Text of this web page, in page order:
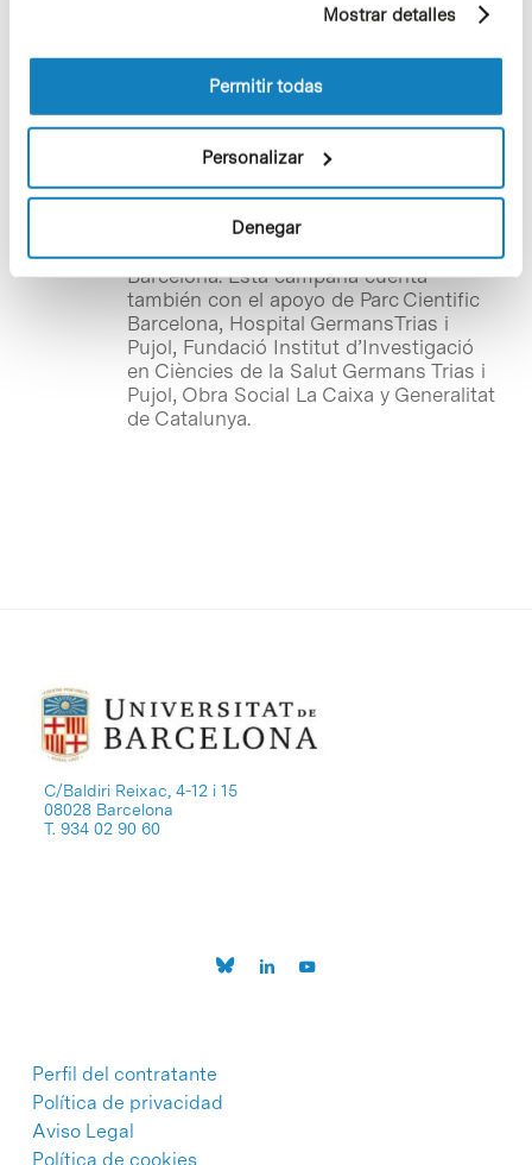
información sobre las cookies puede consultar
la Política de cookies del sitio web.
Mostrar detalles
Permitir todas
Personalizar
Denegar
sensibilización «Setmana Solidària
l’Esclerosi Múltiple» con el objetivo de
dar a conocer a la comunidad
universitaria esta enfermedad ,segunda
causa de invalidez entre los adultos
jóvenes después de los accidentes de
tráfico. Las universidades participantes
son: la Universidad Autónoma de
Barcelona, la Universidad Politécnica de
Catalunya y la Universidad de
Barcelona. Esta campaña cuenta
también con el apoyo de Parc Cientific
Barcelona, Hospital GermansTrias i
Pujol, Fundació Institut d’Investigació
en Ciències de la Salut Germans Trias i
Pujol, Obra Social La Caixa y Generalitat
de Catalunya.
C/Baldiri Reixac, 4-12 i 15
08028 Barcelona
T. 934 02 90 60
Perfil del contratante
Política de privacidad
Aviso Legal
Política de cookies